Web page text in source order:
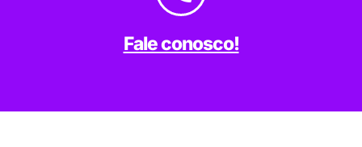
Fale conosco!